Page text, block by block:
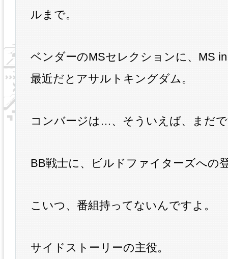
ルまで。
ベンダーのMSセレクションに、MS
最近だとアサルトキングダム。
コンバージは…、そういえば、まだ
BB戦士に、ビルドファイターズへの
こいつ、番組持ってないんですよ。
サイドストーリーの主役。